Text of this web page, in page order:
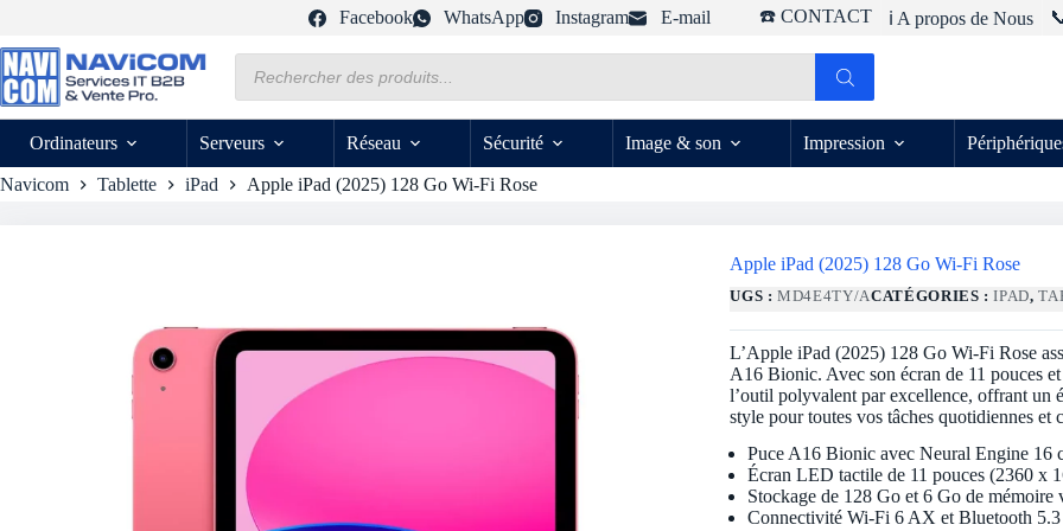
contenu
Facebook WhatsApp Instagram E-mail ☎️ CONTACT ℹ️ A propos de Nous
produits
Ordinateurs Serveurs Réseau Sécurité Image & son Impression
Navicom Tablette iPad Apple iPad (2025) 128 Go Wi-Fi Rose
Apple iPad (2025) 128 Go Wi-Fi Rose
UGS :MD4E4TY/ACATÉGORIES :IPAD,
L’Apple iPad (2025) 128 Go Wi-Fi Rose
A16 Bionic. Avec son écran de 11 pouces
l’outil polyvalent par excellence, offrant un
style pour toutes vos tâches quotidiennes et
Puce A16 Bionic avec Neural Engine 16
Écran LED tactile de 11 pouces (2360 x
Stockage de 128 Go et 6 Go de mémoire
Connectivité Wi-Fi 6 AX et Bluetooth 5.3